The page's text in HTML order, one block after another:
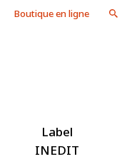
Boutique en ligne
Label
INEDIT